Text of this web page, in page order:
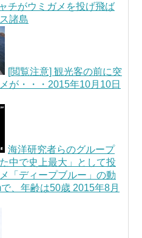
チがウミガメを投げ飛ば
諸島
[閲覧注意] 観光客の前に突
が・・・2015年10月10日
海洋研究者らのグループ
中で史上最大」として投
「ディープブルー」の動
、年齢は50歳 2015年8月